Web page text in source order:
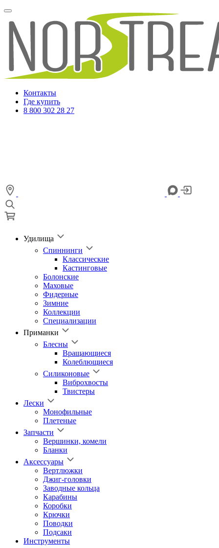
Контакты
Где купить
8 800 302 28 27
Удилища
Спиннинги
Классические
Кастинговые
Болонские
Маховые
Фидерные
Зимние
Коллекции
Специализации
Приманки
Блесны
Вращающиеся
Колеблющиеся
Силиконовые
Виброхвосты
Твистеры
Лески
Монофильные
Плетеные
Запчасти
Вершинки, комели
Бланки
Аксессуары
Вертлюжки
Джиг-головки
Заводные кольца
Карабины
Коробки
Крючки
Поводки
Подсаки
Инструменты